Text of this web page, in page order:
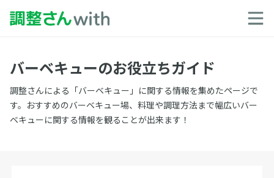
バーベキューのお役立ちガイド
調整さんによる「バーベキュー」に関する情報を集めたページで
す。おすすめのバーベキュー場、料理や調理方法まで幅広いバー
ベキューに関する情報を観ることが出来ます！